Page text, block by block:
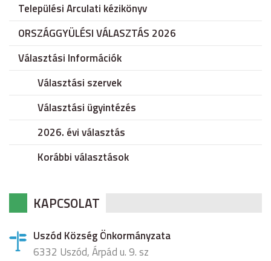
Települési Arculati kézikönyv
ORSZÁGGYÜLÉSI VÁLASZTÁS 2026
Választási Információk
Választási szervek
Választási ügyintézés
2026. évi választás
Korábbi választások
KAPCSOLAT
Uszód Község Önkormányzata
6332 Uszód, Árpád u. 9. sz